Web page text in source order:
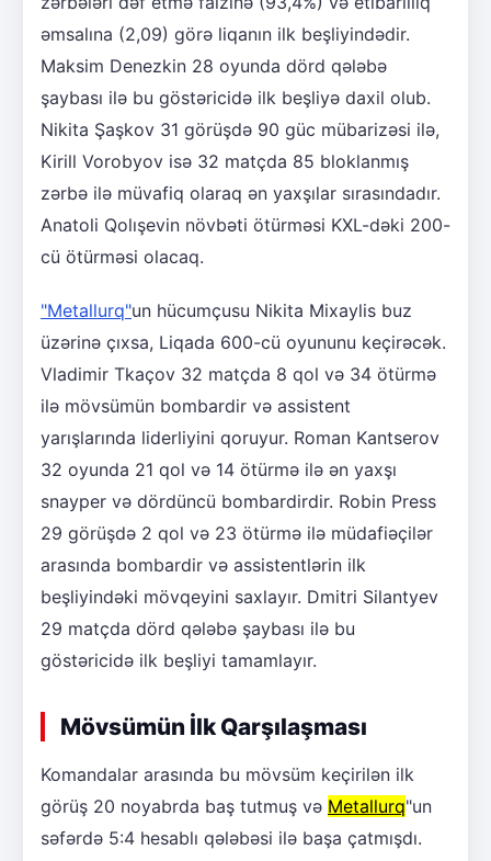
əmsalına (2,09) görə liqanın ilk beşliyindədir.
Maksim Denezkin 28 oyunda dörd qələbə
şaybası ilə bu göstəricidə ilk beşliyə daxil olub.
Nikita Şaşkov 31 görüşdə 90 güc mübarizəsi ilə,
Kirill Vorobyov isə 32 matçda 85 bloklanmış
zərbə ilə müvafiq olaraq ən yaxşılar sırasındadır.
Anatoli Qolışevin növbəti ötürməsi KXL-dəki 200-
cü ötürməsi olacaq.
"Metallurq"un hücumçusu Nikita Mixaylis buz
üzərinə çıxsa, Liqada 600-cü oyununu keçirəcək.
Vladimir Tkaçov 32 matçda 8 qol və 34 ötürmə
ilə mövsümün bombardir və assistent
yarışlarında liderliyini qoruyur. Roman Kantserov
32 oyunda 21 qol və 14 ötürmə ilə ən yaxşı
snayper və dördüncü bombardirdir. Robin Press
29 görüşdə 2 qol və 23 ötürmə ilə müdafiəçilər
arasında bombardir və assistentlərin ilk
beşliyindəki mövqeyini saxlayır. Dmitri Silantyev
29 matçda dörd qələbə şaybası ilə bu
göstəricidə ilk beşliyi tamamlayır.
Mövsümün İlk Qarşılaşması
Komandalar arasında bu mövsüm keçirilən ilk
görüş 20 noyabrda baş tutmuş və Metallurq"un
səfərdə 5:4 hesablı qələbəsi ilə başa çatmışdı.